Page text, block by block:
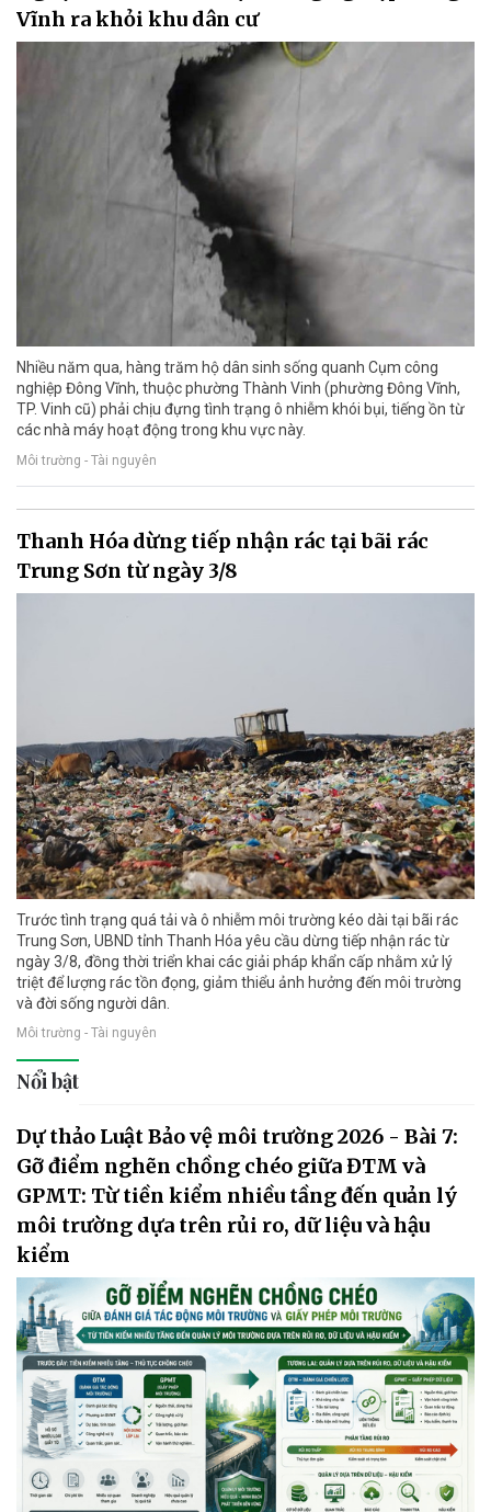
Vĩnh ra khỏi khu dân cư
Nhiều năm qua, hàng trăm hộ dân sinh sống quanh Cụm công
nghiệp Đông Vĩnh, thuộc phường Thành Vinh (phường Đông Vĩnh,
TP. Vinh cũ) phải chịu đựng tình trạng ô nhiễm khói bụi, tiếng ồn từ
các nhà máy hoạt động trong khu vực này.
Môi trường - Tài nguyên
Thanh Hóa dừng tiếp nhận rác tại bãi rác
Trung Sơn từ ngày 3/8
Trước tình trạng quá tải và ô nhiễm môi trường kéo dài tại bãi rác
Trung Sơn, UBND tỉnh Thanh Hóa yêu cầu dừng tiếp nhận rác từ
ngày 3/8, đồng thời triển khai các giải pháp khẩn cấp nhằm xử lý
triệt để lượng rác tồn đọng, giảm thiểu ảnh hưởng đến môi trường
và đời sống người dân.
Môi trường - Tài nguyên
Nổi bật
Dự thảo Luật Bảo vệ môi trường 2026 - Bài 7:
Gỡ điểm nghẽn chồng chéo giữa ĐTM và
GPMT: Từ tiền kiểm nhiều tầng đến quản lý
môi trường dựa trên rủi ro, dữ liệu và hậu
kiểm